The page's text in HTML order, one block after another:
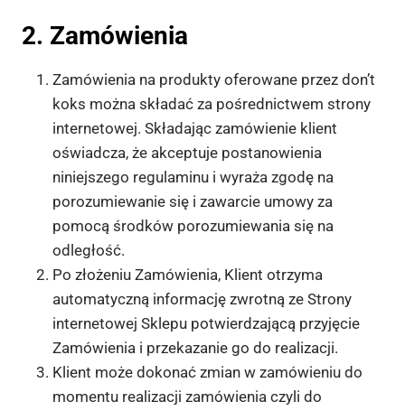
2. Zamówienia
Zamówienia na produkty oferowane przez don’t
koks można składać za pośrednictwem strony
internetowej. Składając zamówienie klient
oświadcza, że akceptuje postanowienia
niniejszego regulaminu i wyraża zgodę na
porozumiewanie się i zawarcie umowy za
pomocą środków porozumiewania się na
odległość.
Po złożeniu Zamówienia, Klient otrzyma
automatyczną informację zwrotną ze Strony
internetowej Sklepu potwierdzającą przyjęcie
Zamówienia i przekazanie go do realizacji.
Klient może dokonać zmian w zamówieniu do
momentu realizacji zamówienia czyli do